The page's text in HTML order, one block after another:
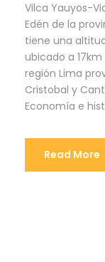
Vilca Yauyos-
Edén de la
tiene una
ubicado a
región Lima
Cristobal y
Economía e
Read More